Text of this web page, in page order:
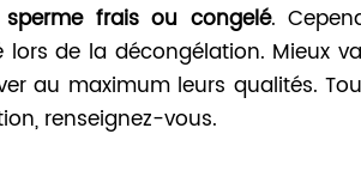
frais ou congelé.
de la décongélation. Mieux
au maximum leurs qualités.
renseignez-vous.